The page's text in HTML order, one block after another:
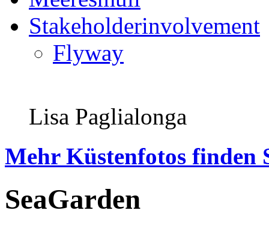
Stakeholderinvolvement
Flyway
Lisa Paglialonga
Mehr Küstenfotos finden
SeaGarden